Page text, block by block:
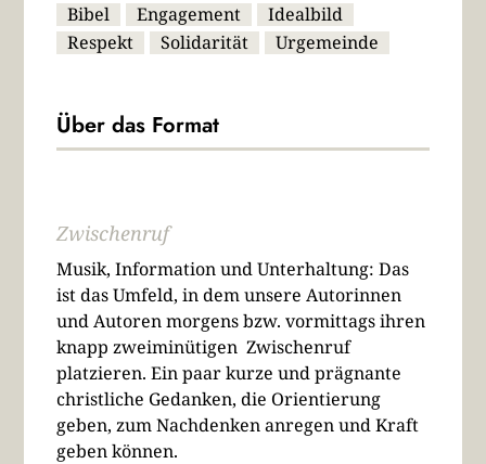
Bibel Engagement
Idealbild
Respekt
Solidarität Urgemeinde
Über das Format
Zwischenruf
Musik, Information und Unterhaltung: Das
ist das Umfeld, in dem unsere Autorinnen
und Autoren morgens bzw. vormittags ihren
knapp zweiminütigen Zwischenruf
platzieren. Ein paar kurze und prägnante
christliche Gedanken, die Orientierung
geben, zum Nachdenken anregen und Kraft
geben können.